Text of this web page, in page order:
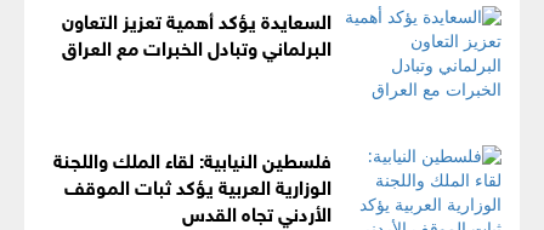
السعايدة يؤكد أهمية تعزيز التعاون
البرلماني وتبادل الخبرات مع العراق
فلسطين النيابية: لقاء الملك واللجنة
الوزارية العربية يؤكد ثبات الموقف
الأردني تجاه القدس